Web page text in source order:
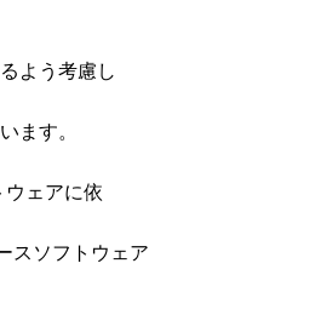
う考慮し
す。
ェアに依
ソフトウェア